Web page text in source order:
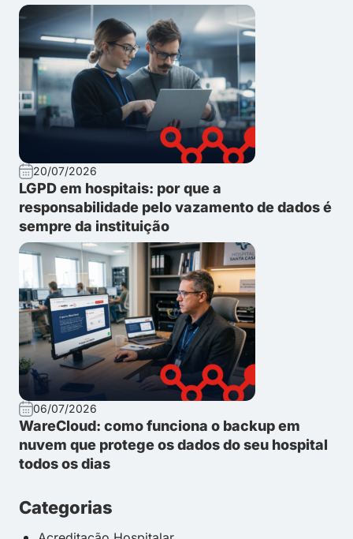
20/07/2026
LGPD em hospitais: por que a
responsabilidade pelo vazamento de dados é
sempre da instituição
06/07/2026
WareCloud: como funciona o backup em
nuvem que protege os dados do seu hospital
todos os dias
Categorias